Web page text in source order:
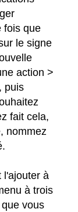
fois que
le signe
action >
puis
fait cela,
nommez
l'ajouter à
à trois
vous